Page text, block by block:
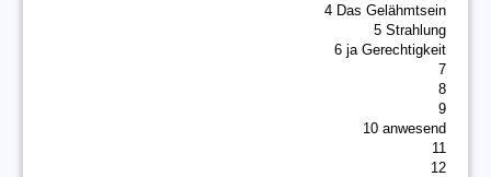
4 Das Gelähmtsein
5 Strahlung
6 ja Gerechtigkeit
7
8
9
10 anwesend
11
12